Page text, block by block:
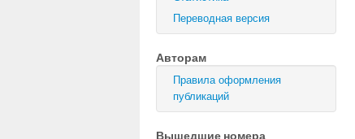
Переводная версия
Авторам
Правила оформления
публикаций
Вышедшие номера